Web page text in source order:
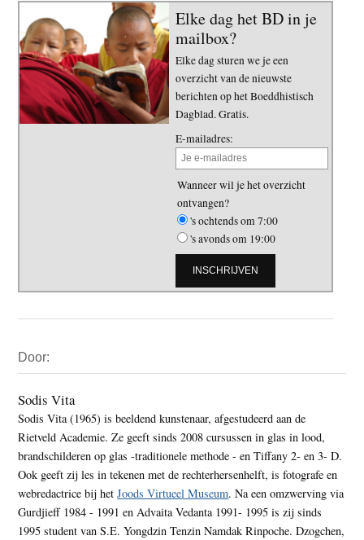
Elke dag het BD in je
mailbox?
Elke dag sturen we je een
overzicht van de nieuwste
berichten op het Boeddhistisch
Dagblad. Gratis.
E-mailadres:
Wanneer wil je het overzicht
ontvangen?
's ochtends om 7:00
's avonds om 19:00
Sidebar
Door:
Sodis Vita
Sodis Vita (1965) is beeldend kunstenaar, afgestudeerd aan de
Rietveld Academie. Ze geeft sinds 2008 cursussen in glas in lood,
brandschilderen op glas -traditionele methode - en Tiffany 2- en 3- D.
Ook geeft zij les in tekenen met de rechterhersenhelft, is fotografe en
webredactrice bij hetJoods Virtueel Museum. Na een omzwerving via
Gurdjieff 1984 - 1991 en Advaita Vedanta 1991- 1995 is zij sinds
1995 student van S.E. Yongdzin Tenzin Namdak Rinpoche. Dzogchen,